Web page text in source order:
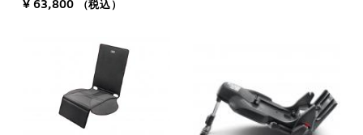
¥ 63,800 （税込）